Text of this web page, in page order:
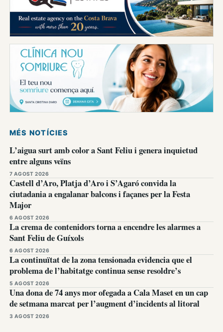
MÉS NOTÍCIES
L’aigua surt amb color a Sant Feliu i genera inquietud
entre alguns veïns
7 AGOST 2026
Castell d’Aro, Platja d’Aro i S’Agaró convida la
ciutadania a engalanar balcons i façanes per la Festa
Major
6 AGOST 2026
La crema de contenidors torna a encendre les alarmes a
Sant Feliu de Guíxols
6 AGOST 2026
La continuïtat de la zona tensionada evidencia que el
problema de l’habitatge continua sense resoldre’s
5 AGOST 2026
Una dona de 74 anys mor ofegada a Cala Maset en un cap
de setmana marcat per l’augment d’incidents al litoral
3 AGOST 2026